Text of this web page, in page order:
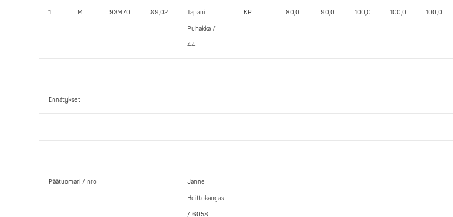
1. M 93M70 89,02 Tapani
Puhakka /
44
KP 80,0 90,0 100,0 100,0 100,0
Ennätykset
Päätuomari / nro Janne
Heittokangas
/ 6058